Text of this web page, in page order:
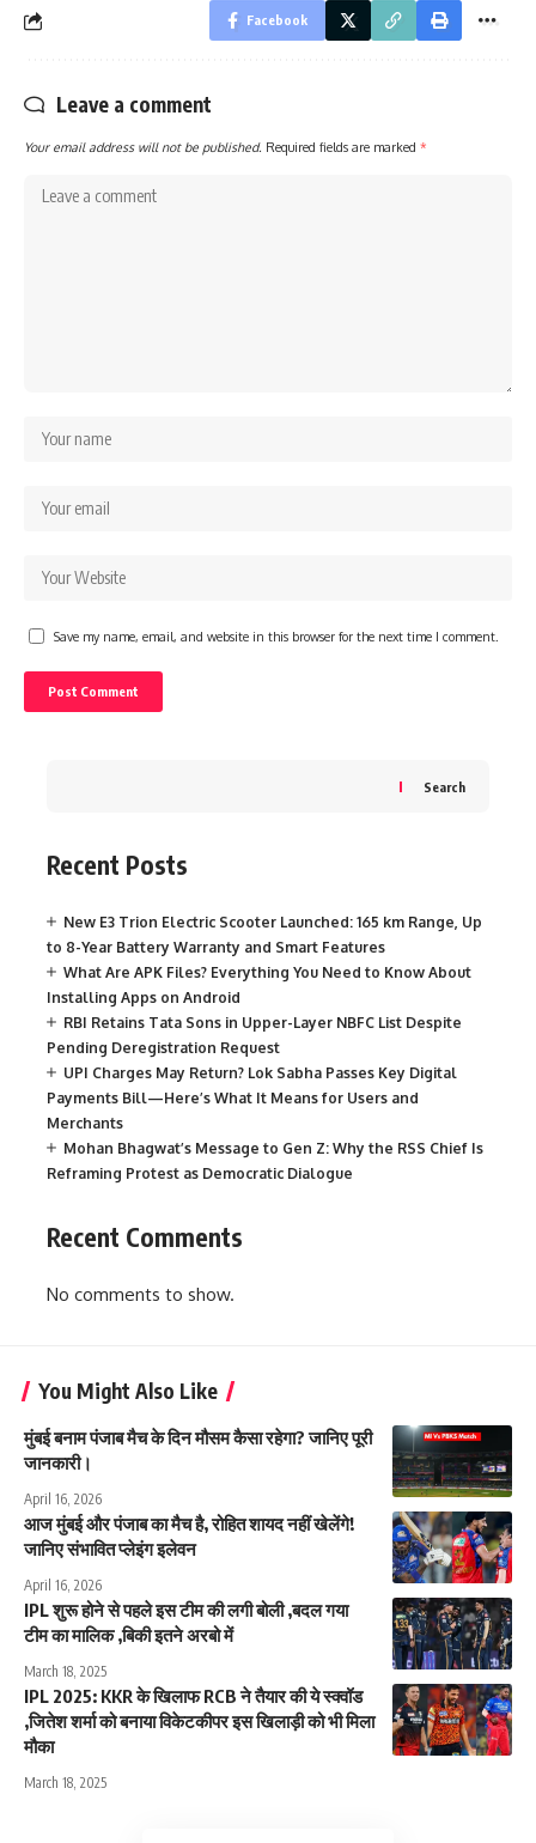
Facebook
Leave a comment
Your email address will not be published. Required fields are marked *
Save my name, email, and website in this browser for the next time I comment.
Search
Recent Posts
New E3 Trion Electric Scooter Launched: 165 km Range, Up
to 8-Year Battery Warranty and Smart Features
What Are APK Files? Everything You Need to Know About
Installing Apps on Android
RBI Retains Tata Sons in Upper-Layer NBFC List Despite
Pending Deregistration Request
UPI Charges May Return? Lok Sabha Passes Key Digital
Payments Bill—Here’s What It Means for Users and
Merchants
Mohan Bhagwat’s Message to Gen Z: Why the RSS Chief Is
Reframing Protest as Democratic Dialogue
Recent Comments
No comments to show.
You Might Also Like
मुंबई बनाम पंजाब मैच के दिन मौसम कैसा रहेगा? जानिए पूरी
जानकारी।
April 16, 2026
आज मुंबई और पंजाब का मैच है, रोहित शायद नहीं खेलेंगे!
जानिए संभावित प्लेइंग इलेवन
April 16, 2026
IPL शुरू होने से पहले इस टीम की लगी बोली ,बदल गया
टीम का मालिक ,बिकी इतने अरबो में
March 18, 2025
IPL 2025: KKR के खिलाफ RCB ने तैयार की ये स्क्वॉड
,जितेश शर्मा को बनाया विकेटकीपर इस खिलाड़ी को भी मिला
मौका
March 18, 2025